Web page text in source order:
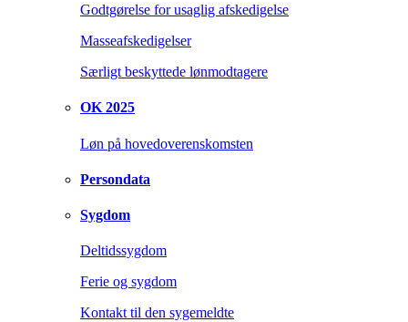
Godtgørelse for usaglig afskedigelse
Masseafskedigelser
Særligt beskyttede lønmodtagere
OK 2025
Løn på hovedoverenskomsten
Persondata
Sygdom
Deltidssygdom
Ferie og sygdom
Kontakt til den sygemeldte